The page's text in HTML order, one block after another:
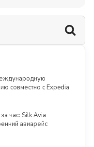
совместно с Expedia
час: Silk Avia
авиарейс